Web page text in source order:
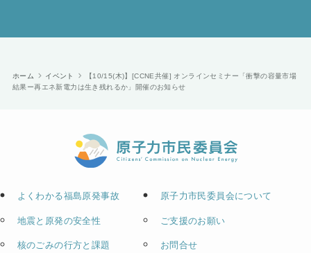
ホーム イベント
【10/15(木)】[CCNE共催] オンラインセミナー「衝撃の容量市場
結果ー再エネ新電力は生き残れるか」開催のお知らせ
よくわかる福島原発事故
地震と原発の安全性
核のごみの行方と課題
原子力市民委員会について
ご支援のお願い
お問合せ